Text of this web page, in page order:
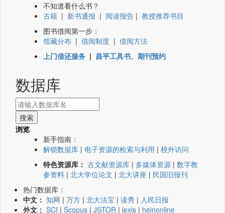
不知道看什么书？
古籍 | 新书通报 | 阅读报告 | 教授推荐书目
图书借阅第一步：
馆藏分布 | 借阅制度 | 借阅方法
上门借还服务 | 昌平工具书、期刊预约
数据库
浏览
新手指南：
解锁数据库 | 电子资源的检索与利用 | 校外访问
特色资源库： 古文献资源库 | 多媒体资源 | 数字教
参资料 | 北大学位论文 | 北大讲座 | 民国旧报刊
热门数据库：
中文： 知网 | 万方 | 北大法宝 | 读秀 | 人民日报
外文： SCI | Scopus | JSTOR | lexis | heinonline